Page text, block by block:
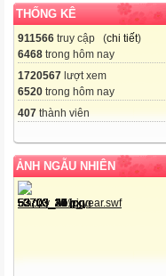
THỐNG KÊ
911566 truy cập (chi tiết)
6468 trong hôm nay
1720567 lượt xem
6520 trong hôm nay
407 thành viên
ẢNH NGẪU NHIÊN